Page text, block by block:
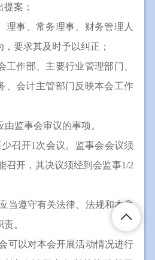
案；
理事、常务理事、财务管理人
，要求其及时予以纠正；
工作部、主要行业管理部门、
、会计主管部门反映本会工作
由监事会审议的事项。
召开1次会议。监事会会议须
召开，其决议须经到会监事1/2
当遵守有关法律、法规和本章
。
可以对本会开展活动情况进行